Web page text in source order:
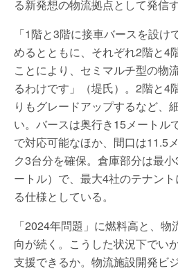
る新発想の物流拠点として発信
「1階と3階に接車バースを設
めるとともに、それぞれ2階と4
ことにより、セミマルチ型の物
るわけです」（堤氏）。2階と4
りもグレードアップするなど、
い。バースは奥行き15メートル
で対応可能なほか、間口は11.5
ク3台分を確保。倉庫部分は最
ートル）で、最大4社のテナン
る仕様としている。
「2024年問題」に燃料高と、
向が続く。こうした状況下でい
支援できるか。物流施設開発ビ